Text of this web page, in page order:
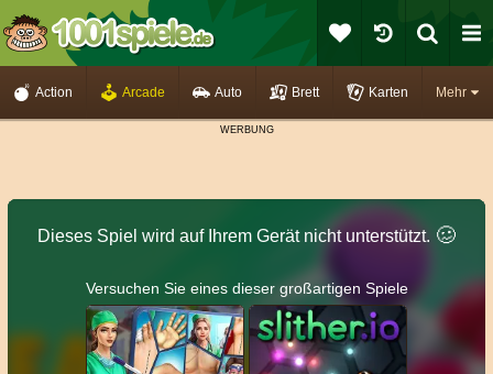
Mehr
Action Arcade Auto Brett Karten
Dieses Spiel wird auf Ihrem Gerät nicht unterstützt. 🥴️
Versuchen Sie eines dieser großartigen Spiele